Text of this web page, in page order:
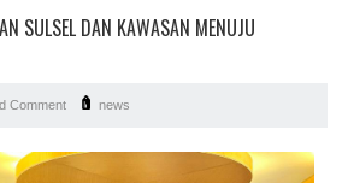
SULSEL DAN KAWASAN MENUJU
Comment news